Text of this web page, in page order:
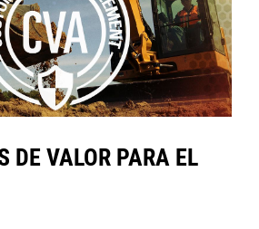
DE VALOR PARA EL